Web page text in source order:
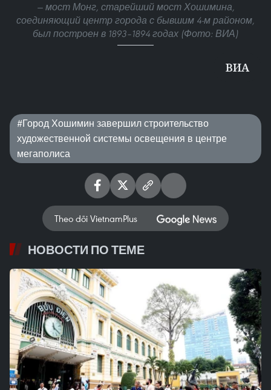
— мост Монг, старейший мост Хошимина,
соединяющий центр города с бывшим 4-м районом,
был построен в 1893–1894 годах (Фото: ВИА)
ВИA
#Город Хошимин завершил строительство
художественной системы освещения в центре
мегаполиса
Theo dõi VietnamPlus
НОВОСТИ ПО ТЕМЕ